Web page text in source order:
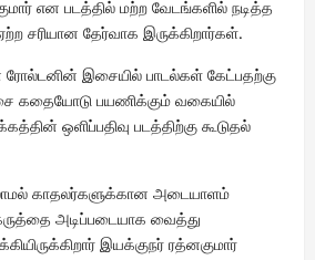
என படத்தில் மற்ற வேடங்களில் நடித்த
சரியான தேர்வாக இருக்கிறார்கள்.
இசையில் பாடல்கள் கேட்பதற்கு
கதையோடு பயணிக்கும் வகையில்
ஒளிப்பதிவு படத்திற்கு கூடுதல்
காதலர்களுக்கான அடையாளம்
அடிப்படையாக வைத்து
இயக்குநர் ரத்னகுமார்